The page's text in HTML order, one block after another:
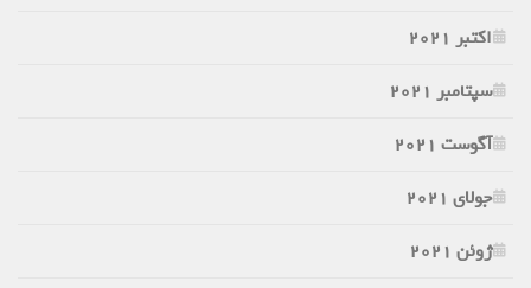
اکتبر 2021
سپتامبر 2021
آگوست 2021
جولای 2021
ژوئن 2021